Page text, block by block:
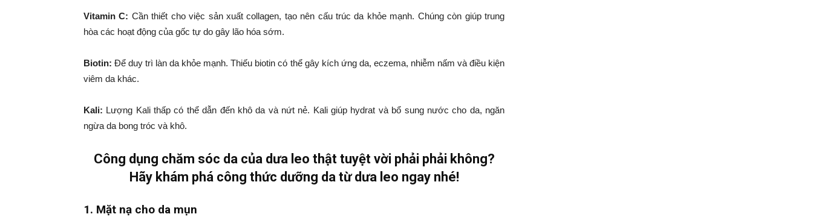
Vitamin C: Cần thiết cho việc sản xuất collagen, tạo nên cấu trúc da khỏe mạnh. Chúng còn giúp trung
hòa các hoạt động của gốc tự do gây lão hóa sớm.
Biotin:Để duy trì làn da khỏe mạnh. Thiếu biotin có thể gây kích ứng da, eczema, nhiễm nấm và điều kiện
viêm da khác.
Kali: Lượng Kali thấp có thể dẫn đến khô da và nứt nẻ. Kali giúp hydrat và bổ sung nước cho da, ngăn
ngừa da bong tróc và khô.
Công dụng chăm sóc da của dưa leo thật tuyệt vời phải phải không?
Hãy khám phá công thức dưỡng da từ dưa leo ngay nhé!
1. Mặt nạ cho da mụn